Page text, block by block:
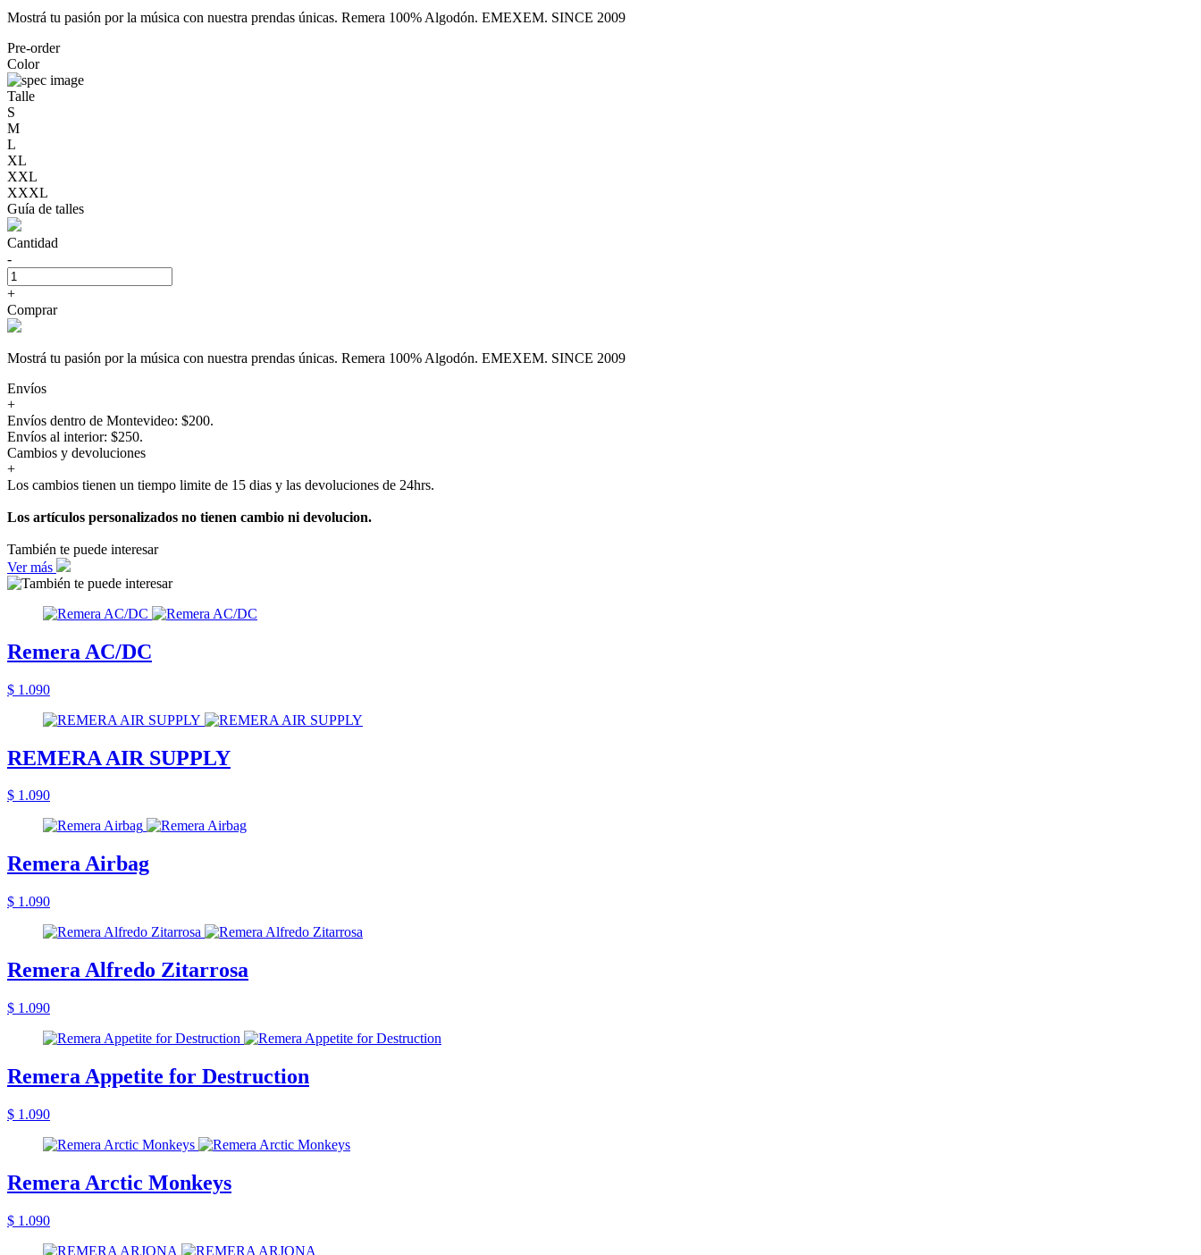
Mostrá tu pasión por la música con nuestra prendas únicas. Remera 100% Algodón. EMEXEM. SINCE 2009
Pre-order
Color
Talle
S
M
L
XL
XXL
XXXL
Guía de talles
Cantidad
-
+
Comprar
Mostrá tu pasión por la música con nuestra prendas únicas. Remera 100% Algodón. EMEXEM. SINCE 2009
Envíos
+
Envíos dentro de Montevideo: $200.
Envíos al interior: $250.
Cambios y devoluciones
+
Los cambios tienen un tiempo limite de 15 dias y las devoluciones de 24hrs.
Los artículos personalizados no tienen cambio ni devolucion.
También te puede interesar
Ver más
Remera AC/DC
$ 1.090
REMERA AIR SUPPLY
$ 1.090
Remera Airbag
$ 1.090
Remera Alfredo Zitarrosa
$ 1.090
Remera Appetite for Destruction
$ 1.090
Remera Arctic Monkeys
$ 1.090